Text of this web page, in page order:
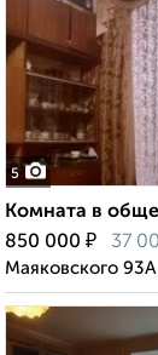
5
Комната в
850 000 ₽ 37
Маяковского 93А